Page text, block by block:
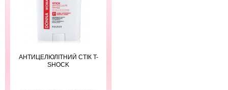
АНТИЦЕЛЮЛІТНИЙ СТІК T-
SHOCK